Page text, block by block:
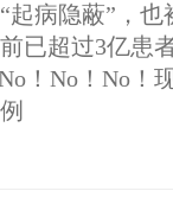
起病隐蔽”，
已超过3亿患
！No！No！